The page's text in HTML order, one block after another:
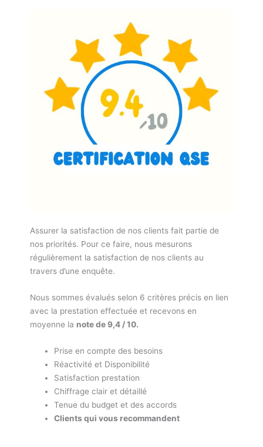
Assurer la satisfaction de nos clients fait partie de
nos priorités. Pour ce faire, nous mesurons
régulièrement la satisfaction de nos clients au
travers d’une enquête.
Nous sommes évalués selon 6 critères précis en lien
avec la prestation effectuée et recevons en
moyenne la note de 9,4 / 10.
Prise en compte des besoins
Réactivité et Disponibilité
Satisfaction prestation
Chiffrage clair et détaillé
Tenue du budget et des accords
Clients qui vous recommandent